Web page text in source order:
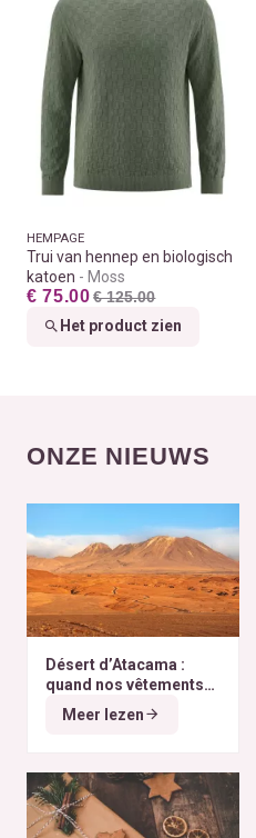
HEMPAGE
Trui van hennep en biologisch
katoen
Moss
€ 75.00 € 125.00
Het product zien
ONZE NIEUWS
Désert d’Atacama :
quand nos vêtements
finissent à l’autre bout
du monde
Meer lezen